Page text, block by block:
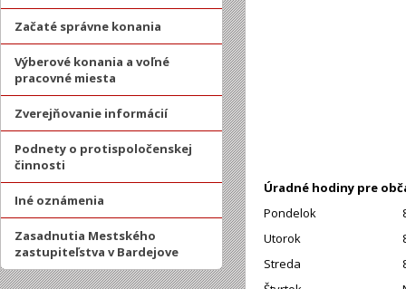
Začaté správne konania
Výberové konania a voľné
pracovné miesta
Zverejňovanie informácií
Podnety o protispoločenskej
činnosti
Iné oznámenia
Zasadnutia Mestského
zastupiteľstva v Bardejove
Úradné hodiny pre
Pondelok
Utorok
Streda